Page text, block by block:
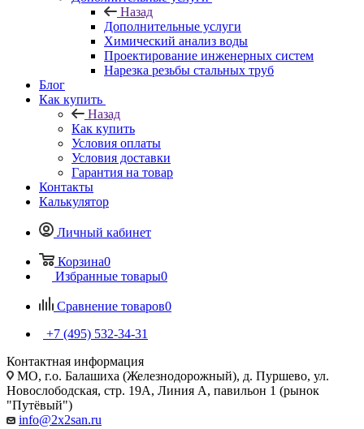
Назад
Дополнительные услуги
Химический анализ воды
Проектирование инженерных систем
Нарезка резьбы стальных труб
Блог
Как купить
Назад
Как купить
Условия оплаты
Условия доставки
Гарантия на товар
Контакты
Калькулятор
Личный кабинет
Корзина0
Избранные товары0
Сравнение товаров0
+7 (495) 532‑34‑31
Контактная информация
МО, г.о. Балашиха (Железнодорожный), д. Пуршево, ул.
Новослободская, стр. 19А, Линия А, павильон 1 (рынок
"Путёвый")
info@2x2san.ru